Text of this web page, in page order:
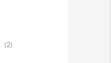
(2)